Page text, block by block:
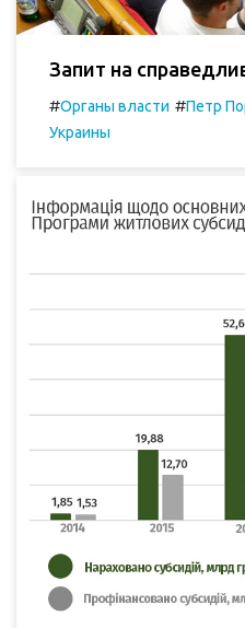
Запит на
#Органы власти #Петр
Украины